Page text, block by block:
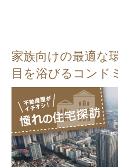
家族向けの最適な
目を浴びるコンド